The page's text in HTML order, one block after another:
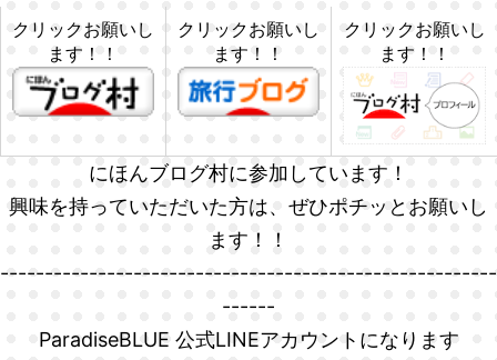
クリックお願いし
ます！！
クリックお願いし
ます！！
クリックお願いし
ます！！
にほんブログ村に参加しています！
興味を持っていただいた方は、ぜひポチッとお願いし
ます！！
--------------------------------------------------------
------
ParadiseBLUE 公式LINEアカウントになります